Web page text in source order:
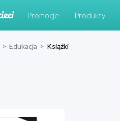
Promocje Produkty
> Edukacja > Książki